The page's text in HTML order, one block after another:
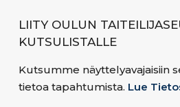
LIITY OULUN
KUTSULISTALLE
Kutsumme näyttelyavajaisiin
tietoa tapahtumista. Lue